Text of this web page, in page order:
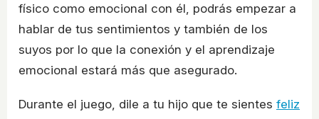
físico como emocional con él, podrás empezar a
hablar de tus sentimientos y también de los
suyos por lo que la conexión y el aprendizaje
emocional estará más que asegurado.
Durante el juego, dile a tu hijo que te sientes feliz